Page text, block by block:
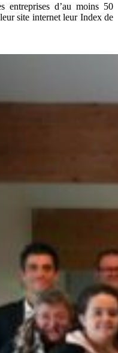
entreprises d’au moins 50
site internet leur Index de